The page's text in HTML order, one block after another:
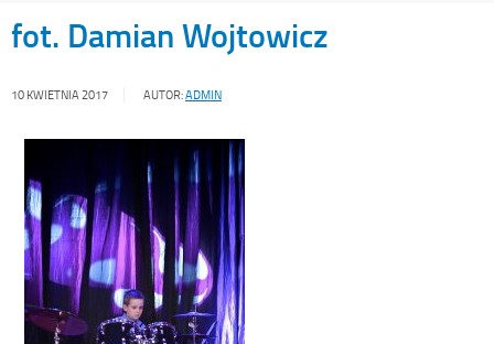
fot. Damian Wojtowicz
10 KWIETNIA 2017 AUTOR:ADMIN